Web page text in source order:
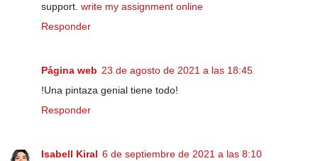
support. write my assignment online
Responder
Página web 23 de agosto de 2021 a las 18:45
!Una pintaza genial tiene todo!
Responder
Isabell Kiral 6 de septiembre de 2021 a las 8:10